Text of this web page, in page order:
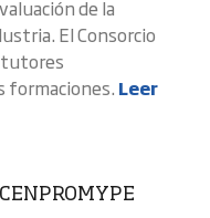
de la
El Consorcio
tutores
formaciones. Leer